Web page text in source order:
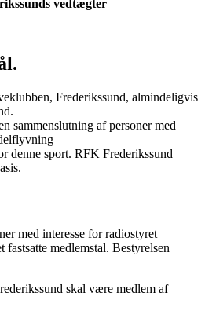
vedtægter
Frederikssund, almindeligvis
sammenslutning af personer med
denne sport. RFK Frederikssund
med interesse for radiostyret
medlemstal. Bestyrelsen
skal være medlem af